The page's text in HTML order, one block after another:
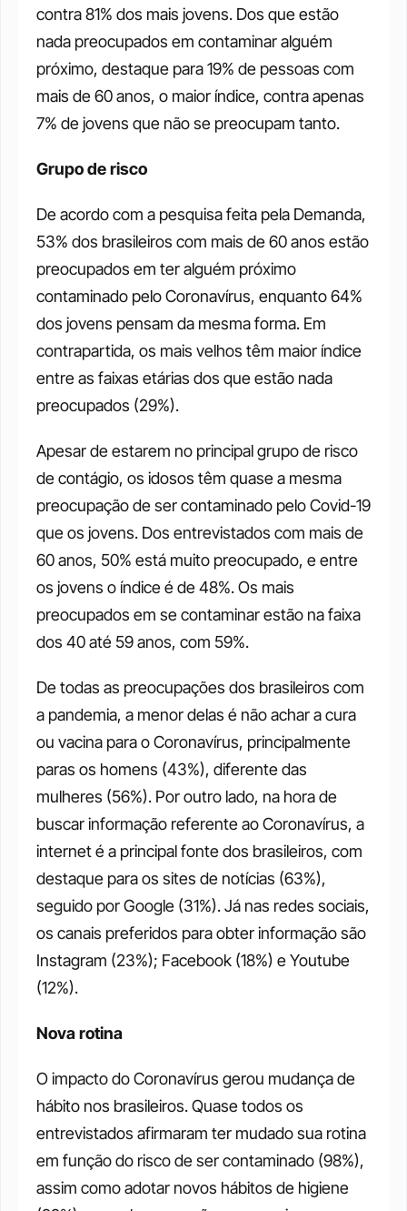
contra 81% dos mais jovens. Dos que estão
nada preocupados em contaminar alguém
próximo, destaque para 19% de pessoas com
mais de 60 anos, o maior índice, contra apenas
7% de jovens que não se preocupam tanto.
Grupo de risco
De acordo com a pesquisa feita pela Demanda,
53% dos brasileiros com mais de 60 anos estão
preocupados em ter alguém próximo
contaminado pelo Coronavírus, enquanto 64%
dos jovens pensam da mesma forma. Em
contrapartida, os mais velhos têm maior índice
entre as faixas etárias dos que estão nada
preocupados (29%).
Apesar de estarem no principal grupo de risco
de contágio, os idosos têm quase a mesma
preocupação de ser contaminado pelo Covid-19
que os jovens. Dos entrevistados com mais de
60 anos, 50% está muito preocupado, e entre
os jovens o índice é de 48%. Os mais
preocupados em se contaminar estão na faixa
dos 40 até 59 anos, com 59%.
De todas as preocupações dos brasileiros com
a pandemia, a menor delas é não achar a cura
ou vacina para o Coronavírus, principalmente
paras os homens (43%), diferente das
mulheres (56%). Por outro lado, na hora de
buscar informação referente ao Coronavírus, a
internet é a principal fonte dos brasileiros, com
destaque para os sites de notícias (63%),
seguido por Google (31%). Já nas redes sociais,
os canais preferidos para obter informação são
Instagram (23%); Facebook (18%) e Youtube
(12%).
Nova rotina
O impacto do Coronavírus gerou mudança de
hábito nos brasileiros. Quase todos os
entrevistados afirmaram ter mudado sua rotina
em função do risco de ser contaminado (98%),
assim como adotar novos hábitos de higiene